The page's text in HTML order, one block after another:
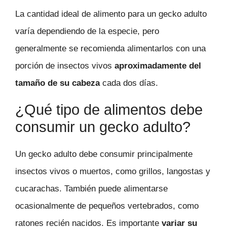
La cantidad ideal de alimento para un gecko adulto
varía dependiendo de la especie, pero
generalmente se recomienda alimentarlos con una
porción de insectos vivos aproximadamente del
tamaño de su cabezacada dos días.
¿Qué tipo de alimentos debe
consumir un gecko adulto?
Un gecko adulto debe consumir principalmente
insectos vivos o muertos, como grillos, langostas y
cucarachas. También puede alimentarse
ocasionalmente de pequeños vertebrados, como
ratones recién nacidos. Es importante variar su